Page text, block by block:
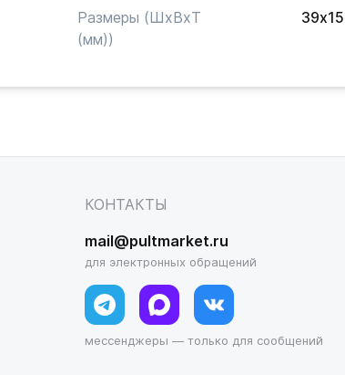
Размеры (ШxВxТ
(мм))
КОНТАКТЫ
mail@pultmarket.ru
для электронных обращений
мессенджеры — только для сообщений